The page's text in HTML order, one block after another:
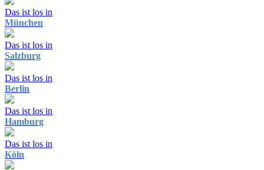
Das ist los in
München
Das ist los in
Salzburg
Das ist los in
Berlin
Das ist los in
Hamburg
Das ist los in
Köln